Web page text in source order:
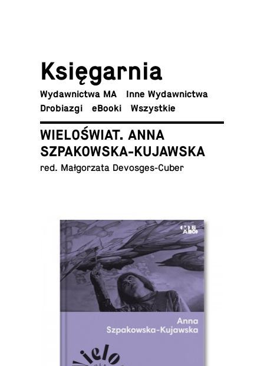
Księ­gar­nia
Wy­daw­nic­twa MA
Inne Wydawnictwa
Dro­bia­zgi
eBooki Wszyst­kie
WIELOŚWIAT. ANNA
SZPAKOWSKA-KUJAWSKA
red. Mał­go­rza­ta Devosges-Cuber